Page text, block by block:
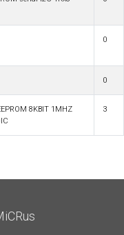
0
0
8KBIT 1MHZ
3